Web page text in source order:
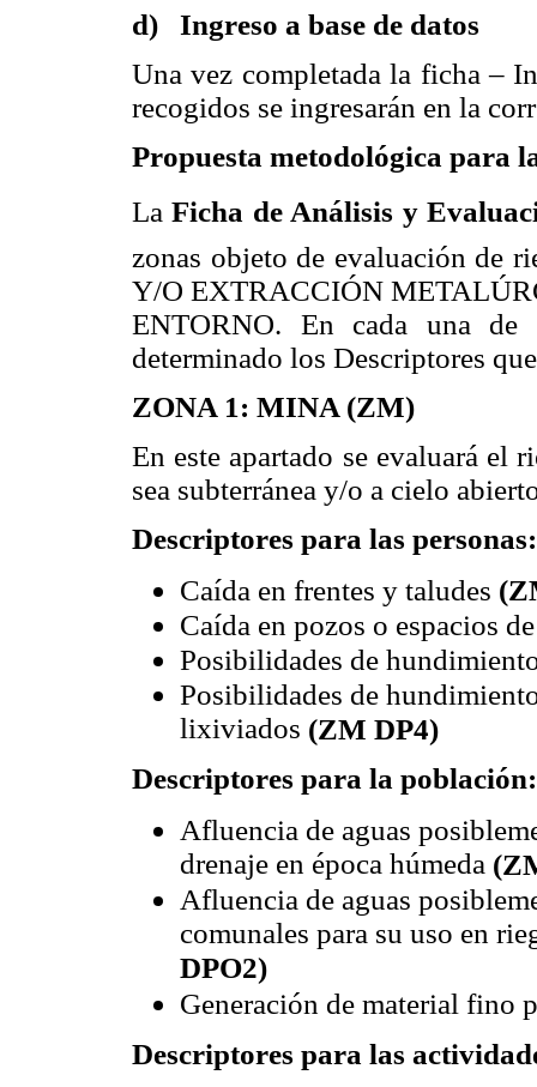
d) Ingreso a base de datos
Una vez completada la ficha –
recogidos se ingresarán en la
Propuesta metodológica para
LaFicha de Análisis y
zonas objeto de evaluación de
Y/O EXTRACCIÓN
ENTORNO. En cada una de
determinado los Descriptores
ZONA 1: MINA (ZM)
En este apartado se evaluará el
sea subterránea y/o a cielo
Descriptores para las personas:
Caída en frentes y taludes
Caída en pozos o espacios
Posibilidades de
Posibilidades de
lixiviados (ZM DP4)
Descriptores para la población:
Afluencia de aguas
drenaje en época húmeda
Afluencia de aguas
comunales para su uso en
DPO2)
Generación de material fino
Descriptores para las